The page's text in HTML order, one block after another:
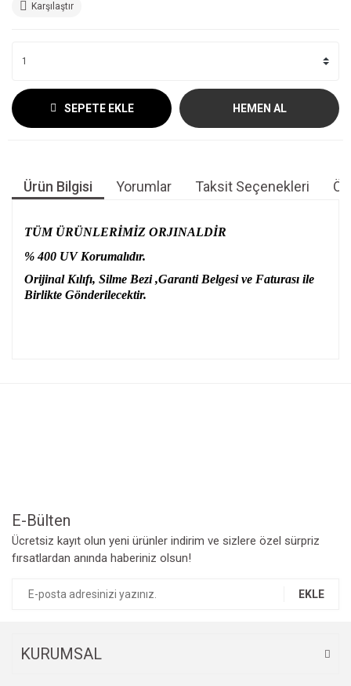
Karşılaştır
SEPETE EKLE HEMEN AL
Ürün Bilgisi Yorumlar Taksit Seçenekleri
TÜM ÜRÜNLERİMİZ ORJINALDİR
% 400 UV Korumalıdır.
Orijinal Kılıfı, Silme Bezi ,Garanti Belgesi ve Faturası ile
Birlikte Gönderilecektir.
E-Bülten
Ücretsiz kayıt olun yeni ürünler indirim ve sizlere özel sürpriz
fırsatlardan anında haberiniz olsun!
EKLE
KURUMSAL